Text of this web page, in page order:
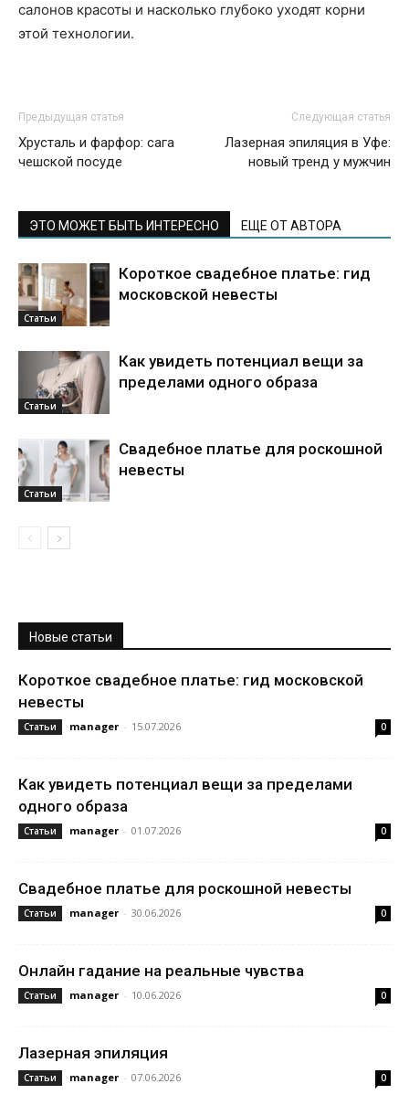
салонов красоты и насколько глубоко уходят корни
этой технологии.
Предыдущая статья
Хрусталь и фарфор: сага
чешской посуде
Следующая статья
Лазерная эпиляция в Уфе:
новый тренд у мужчин
ЭТО МОЖЕТ БЫТЬ ИНТЕРЕСНО ЕЩЕ ОТ АВТОРА
Статьи
Короткое свадебное платье: гид
московской невесты
Статьи
Как увидеть потенциал вещи за
пределами одного образа
Статьи
Свадебное платье для роскошной
невесты
Новые статьи
Короткое свадебное платье: гид московской
невесты
Статьи manager - 15.07.2026 0
Как увидеть потенциал вещи за пределами
одного образа
Статьи manager - 01.07.2026 0
Свадебное платье для роскошной невесты
Статьи manager - 30.06.2026 0
Онлайн гадание на реальные чувства
Статьи manager - 10.06.2026 0
Лазерная эпиляция
Статьи manager - 07.06.2026 0